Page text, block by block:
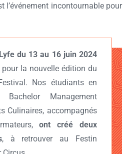
l’événement incontournable pour
du 13 au 16 juin 2024
pour la nouvelle édition du
Nos étudiants en
Management
Culinaires, accompagnés
ont créé deux
, à retrouver au Festin